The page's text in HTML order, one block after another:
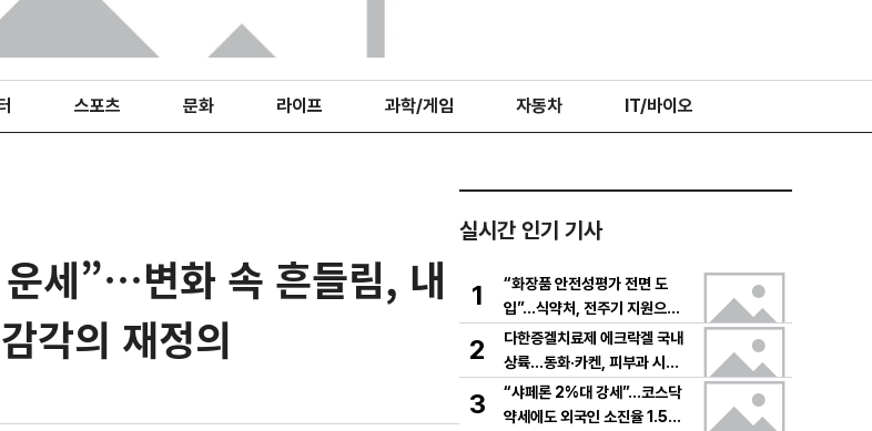
스포츠 문화 라이프 과학/게임 자동차 IT/바이오
세”…변화 속 흔들림, 내
각의 재정의
실시간 인기 기사
1
“화장품 안전성평가 전면 도
입”…식약처, 전주기 지원으로
K뷰티 고도화
2
다한증겔치료제 에크락겔 국내
상륙…동화·카켄, 피부과 시장
공략
3
“샤페론 2%대 강세”…코스닥
약세에도 외국인 소진율 1.5